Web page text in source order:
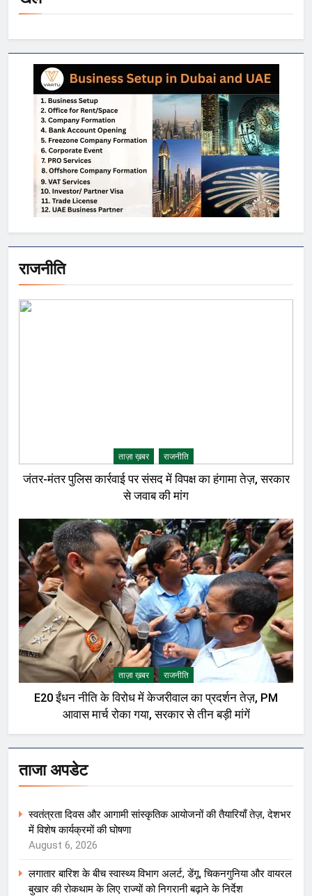
राजनीति
ताज़ा ख़बर राजनीति
जंतर-मंतर पुलिस कार्रवाई पर संसद में विपक्ष का हंगामा तेज़, सरकार
से जवाब की मांग
ताज़ा ख़बर राजनीति
E20 ईंधन नीति के विरोध में केजरीवाल का प्रदर्शन तेज़, PM
आवास मार्च रोका गया, सरकार से तीन बड़ी मांगें
ताजा अपडेट
स्वतंत्रता दिवस और आगामी सांस्कृतिक आयोजनों की तैयारियाँ तेज़, देशभर
में विशेष कार्यक्रमों की घोषणा
August 6, 2026
लगातार बारिश के बीच स्वास्थ्य विभाग अलर्ट, डेंगू, चिकनगुनिया और वायरल
बुखार की रोकथाम के लिए राज्यों को निगरानी बढ़ाने के निर्देश